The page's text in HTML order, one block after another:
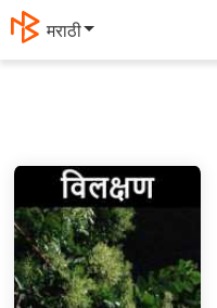
मराठी